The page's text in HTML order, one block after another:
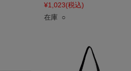
¥1,023(税込)
在庫 ○